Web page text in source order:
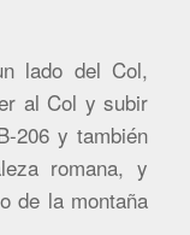
lado del Col,
al Col y subir
206 y también
romana, y
de la montaña